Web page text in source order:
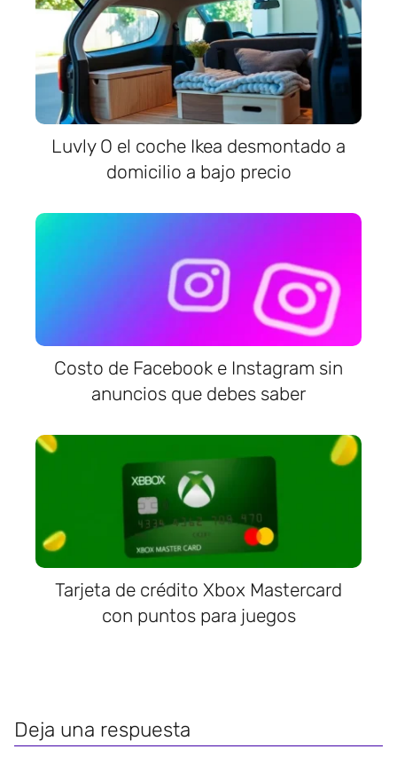
Luvly O el coche Ikea desmontado a
domicilio a bajo precio
Costo de Facebook e Instagram sin
anuncios que debes saber
Tarjeta de crédito Xbox Mastercard
con puntos para juegos
Deja una respuesta